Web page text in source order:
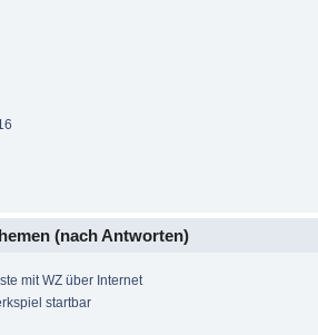
(nach Antworten)
mit WZ über Internet
startbar